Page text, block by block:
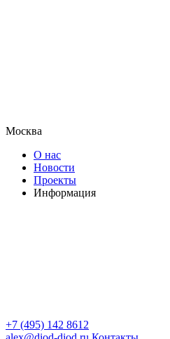
Москва
О нас
Новости
Проекты
Информация
+7 (495) 142 8612